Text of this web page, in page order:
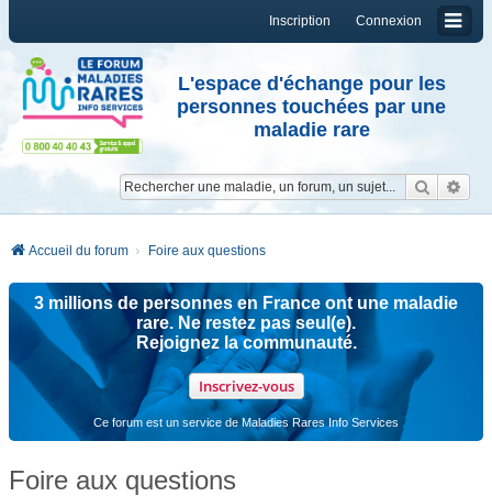
Connexion
Inscription
L'espace d'échange pour les
personnes touchées par une
maladie rare
Accueil du forum Foire aux questions
3 millions de personnes en France ont une maladie
rare. Ne restez pas seul(e).
Rejoignez la communauté.
Inscrivez-vous
Ce forum est un service de Maladies Rares Info Services
Foire aux questions